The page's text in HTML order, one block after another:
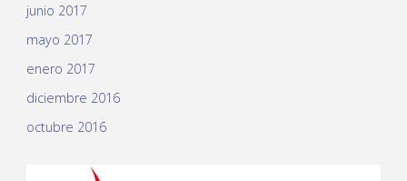
junio 2017
mayo 2017
enero 2017
diciembre 2016
octubre 2016